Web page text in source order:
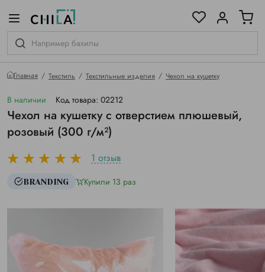
Главная Текстиль Текстильные изделия Чехол на кушетку
В наличии Код товара: 02212
Чехол на кушетку с отверстием плюшевый,
розовый (300 г/м²)
1 отзыв
BRANDING Купили 13 раз
гамме